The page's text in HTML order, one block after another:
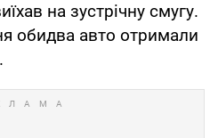
на зустрічну смугу.
обидва авто отримали